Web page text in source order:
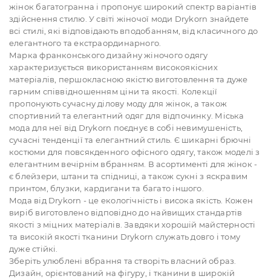
жінок багатогранна і пропонує широкий спектр варіантів
здійснення стилю. У світі жіночої моди Drykorn знайдете
всі стилі, які відповідають вподобанням, від класичного до
елегантного та екстраординарного.
Марка франконського дизайну жіночого одягу
характеризується використанням високоякісних
матеріалів, першокласною якістю виготовлення та дуже
гарним співвідношенням ціни та якості. Колекції
пропонують сучасну ділову моду для жінок, а також
спортивний та елегантний одяг для відпочинку. Міська
мода для неї від Drykorn поєднує в собі невимушеність,
сучасні тенденції та елегантний стиль. Є шикарні брючні
костюми для повсякденного офісного одягу, також моделі з
елегантним вечірнім вбранням. В асортименті для жінок -
є блейзери, штани та спідниці, а також сукні з яскравим
принтом, блузки, кардигани та багато іншого.
Мода від Drykorn - це екологічність і висока якість. Кожен
виріб виготовлено відповідно до найвищих стандартів
якості з міцних матеріалів. Завдяки хорошій майстерності
та високій якості тканини Drykorn служать довго і тому
дуже стійкі.
Зберіть улюблені вбрання та створіть власний образ.
Дизайн, орієнтований на фігуру, і тканини в широкій